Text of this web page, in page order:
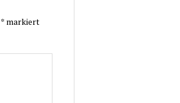
*markiert